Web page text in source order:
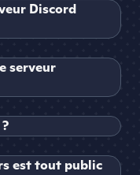
Discord
serveur
est tout public